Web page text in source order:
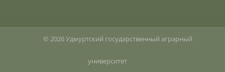
© 2026 Удмуртский государственный аграрный
университет